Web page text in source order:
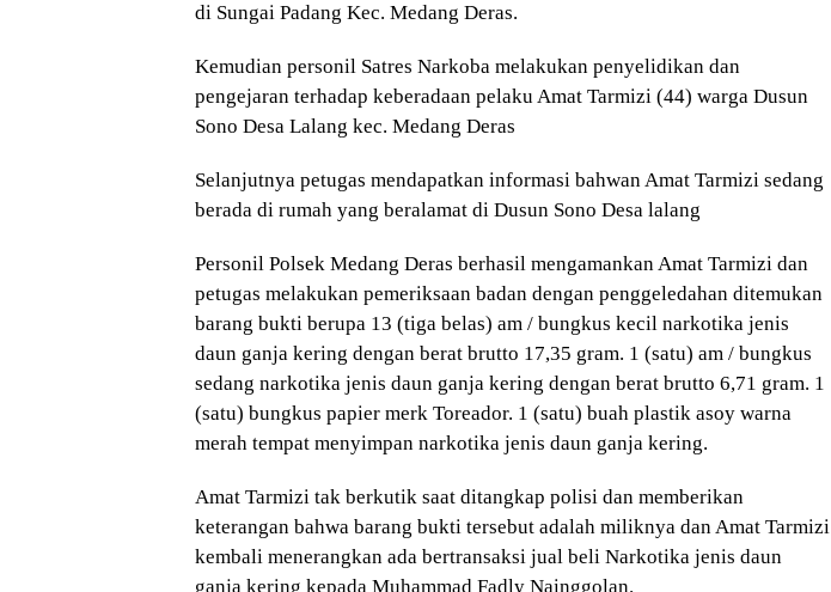
di Sungai Padang Kec. Medang Deras.
Kemudian personil Satres Narkoba melakukan penyelidikan dan
pengejaran terhadap keberadaan pelaku Amat Tarmizi (44) warga Dusun
Sono Desa Lalang kec. Medang Deras
Selanjutnya petugas mendapatkan informasi bahwan Amat Tarmizi sedang
berada di rumah yang beralamat di Dusun Sono Desa lalang
Personil Polsek Medang Deras berhasil mengamankan Amat Tarmizi dan
petugas melakukan pemeriksaan badan dengan penggeledahan ditemukan
barang bukti berupa 13 (tiga belas) am / bungkus kecil narkotika jenis
daun ganja kering dengan berat brutto 17,35 gram. 1 (satu) am / bungkus
sedang narkotika jenis daun ganja kering dengan berat brutto 6,71 gram. 1
(satu) bungkus papier merk Toreador. 1 (satu) buah plastik asoy warna
merah tempat menyimpan narkotika jenis daun ganja kering.
Amat Tarmizi tak berkutik saat ditangkap polisi dan memberikan
keterangan bahwa barang bukti tersebut adalah miliknya dan Amat Tarmizi
kembali menerangkan ada bertransaksi jual beli Narkotika jenis daun
ganja kering kepada Muhammad Fadly Nainggolan.